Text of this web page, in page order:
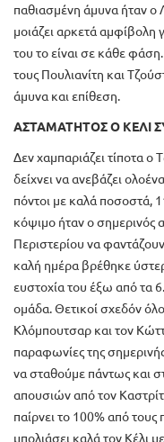
παθιασμένη άμυνα ήταν ο
μοιάζει αρκετά αμφίβολη
του το είναι σε κάθε φάση.
τους Πουλιανίτη και
άμυνα και επίθεση.
ΑΣΤΑΜΑΤΗΤΟΣ Ο ΚΕΛΙ
Δεν χαμπαριάζει τίποτα ο
δείχνει να ανεβάζει
πόντοι με καλά ποσοστά,
κόψιμο ήταν ο σημερινός
Περιστερίου να
καλή ημέρα βρέθηκε
ευστοχία του έξω από τα
ομάδα. Θετικοί σχεδόν
Κλόμπουτσαρ και τον
παραφωνίες της
να σταθούμε πάντως και
απουσιών από τον
παίρνει το 100% από τους
μπολιάσει καλά τον Κέλι